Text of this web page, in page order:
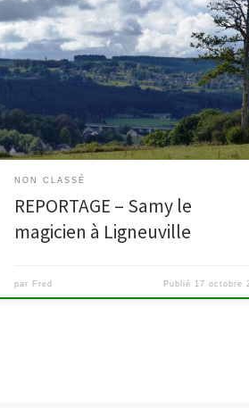
Le samedi 1er octobre 2016, Samy le magicien
escale à Ligneuville pour présenter son tout
spectacle « Jardin secret ». Il clôturait ainsi une
après-midi automnale rythmée par une chasse
trésors dans le village ainsi qu’un goûter animé.
en images sur cette journée organisée par la
[…]
NON CLASSÉ
REPORTAGE – Samy le
magicien à Ligneuville
par Fred Publié 17 octobre